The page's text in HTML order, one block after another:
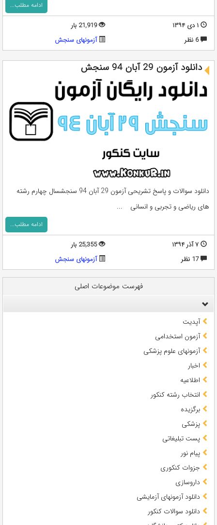
ادامه مطلب...
۱ دی ۱۳۹۴
21,919 بار
6 نظر
آزمونهای سنجش
دانلود آزمون 29 آبان 94 سنجش
دانلود سوالات و پاسخ تشریحی آزمون 29 آبان 94 سنجشسال چهارم رشته
های ریاضی و تجربی و انسانی ...
ادامه مطلب...
۷ آذر ۱۳۹۴
25,355 بار
17 نظر
آزمونهای سنجش
فهرست موضوعات اصلی
آپدیت
آزمون استخدامی
آزمونهای علوم پزشکی
اخبار
اطلاعیه
انتخاب رشته کنکور
برگزیده
پزشکی
پست تبلیغاتی
پیام نور
جزوات کنکوری
داروسازی
دانلود آزمونهای آزمایشی
دانلود سوالات کنکور